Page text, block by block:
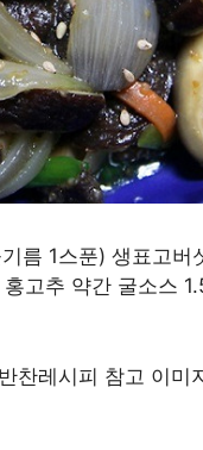
름 1스푼) 생표고버
고추 약간 굴소스